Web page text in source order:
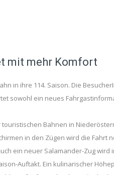
mit mehr Komfort
in ihre 114. Saison. Die
sowohl ein neues
Bahnen in
in den Zügen wird die
ein neuer Salamander-Zug
Auftakt. Ein kulinarischer